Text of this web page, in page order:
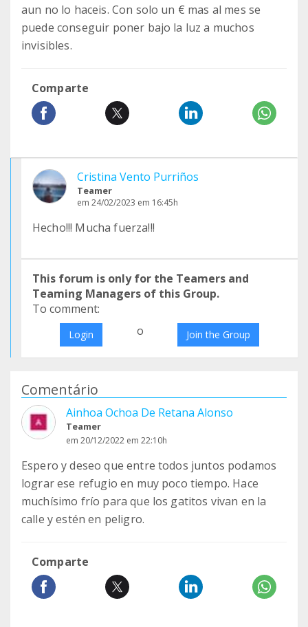
aun no lo haceis. Con solo un € mas al mes se
puede conseguir poner bajo la luz a muchos
invisibles.
Comparte
Cristina Vento Purriños
Teamer
em 24/02/2023 em 16:45h
Hecho!!! Mucha fuerza!!!
This forum is only for the Teamers and
Teaming Managers of this Group.
To comment:
Login o Join the Group
Comentário
Ainhoa Ochoa De Retana Alonso
Teamer
em 20/12/2022 em 22:10h
Espero y deseo que entre todos juntos podamos
lograr ese refugio en muy poco tiempo. Hace
muchísimo frío para que los gatitos vivan en la
calle y estén en peligro.
Comparte